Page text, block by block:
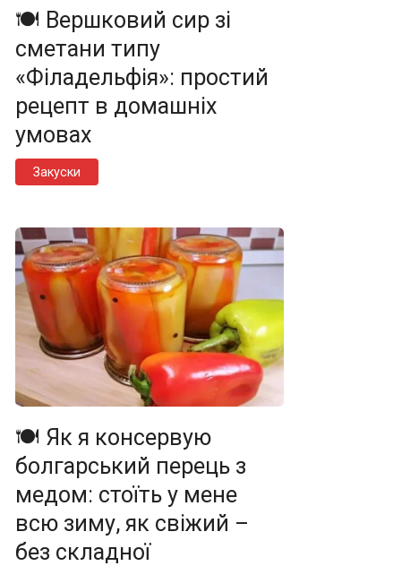
🍽️ Вершковий сир зі
сметани типу
«Філадельфія»: простий
рецепт в домашніх
умовах
Закуски
🍽️ Як я консервую
болгарський перець з
медом: стоїть у мене
всю зиму, як свіжий –
без складної